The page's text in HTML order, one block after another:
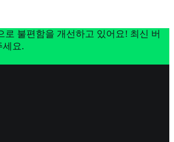
로 불편함을 개선하고 있어요! 최신 버
세요.